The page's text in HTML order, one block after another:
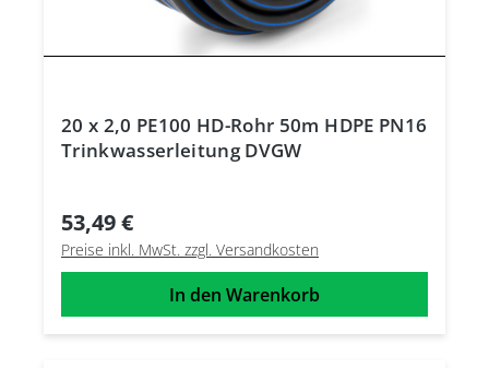
20 x 2,0 PE100 HD-Rohr 50m HDPE PN16
Trinkwasserleitung DVGW
53,49 €
Preise inkl. MwSt. zzgl. Versandkosten
In den Warenkorb